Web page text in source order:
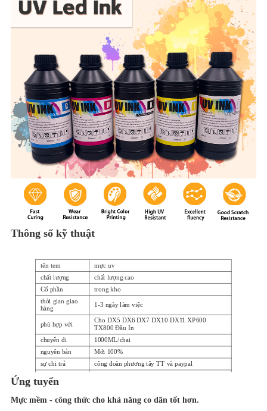
Thông số kỹ thuật
tên tem
mực uv
chất lượng
chất lượng cao
Cổ phần
trong kho
thời gian giao
hàng
1-3 ngày làm việc
phù hợp với
Cho DX5 DX6 DX7 DX10 DX11 XP600
TX800 Đầu In
chuyến đi
1000ML/chai
nguyên bản
Mới 100%
sự chi trả
công đoàn phương tây TT và paypal
Đang chuyển
hàng
Ứng tuyển
Mực mềm - công thức cho khả năng co dãn tốt hơn.